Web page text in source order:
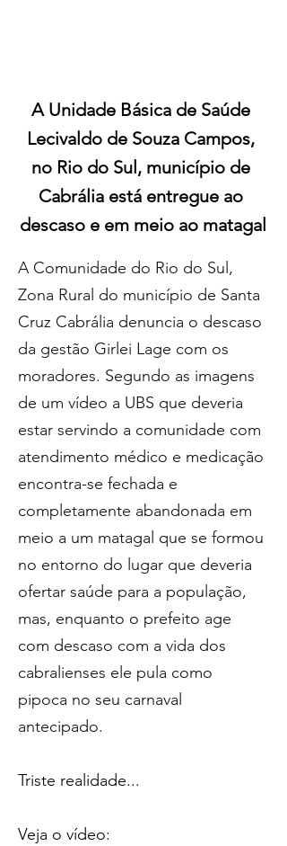
A Unidade Básica de Saúde
Lecivaldo de Souza Campos,
no Rio do Sul, município de
Cabrália está entregue ao
descaso e em meio ao matagal
A Comunidade do Rio do Sul,
Zona Rural do município de Santa
Cruz Cabrália denuncia o descaso
da gestão Girlei Lage com os
moradores. Segundo as imagens
de um vídeo a UBS que deveria
estar servindo a comunidade com
atendimento médico e medicação
encontra-se fechada e
completamente abandonada em
meio a um matagal que se formou
no entorno do lugar que deveria
ofertar saúde para a população,
mas, enquanto o prefeito age
com descaso com a vida dos
cabralienses ele pula como
pipoca no seu carnaval
antecipado.
Triste realidade...
Veja o vídeo: